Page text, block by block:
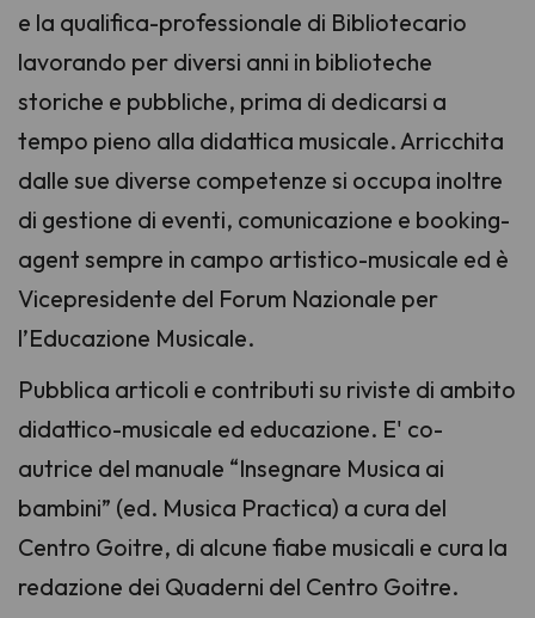
e la qualifica-professionale di Bibliotecario
lavorando per diversi anni in biblioteche
storiche e pubbliche, prima di dedicarsi a
tempo pieno alla didattica musicale. Arricchita
dalle sue diverse competenze si occupa inoltre
di gestione di eventi, comunicazione e booking-
agent sempre in campo artistico-musicale ed è
Vicepresidente del Forum Nazionale per
l’Educazione Musicale.
Pubblica articoli e contributi su riviste di ambito
didattico-musicale ed educazione. E' co-
autrice del manuale “Insegnare Musica ai
bambini” (ed. Musica Practica) a cura del
Centro Goitre, di alcune fiabe musicali e cura la
redazione dei Quaderni del Centro Goitre.